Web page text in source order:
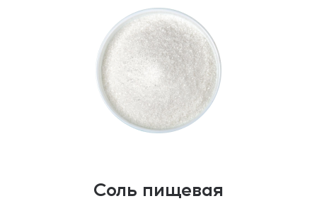
Соль пищевая